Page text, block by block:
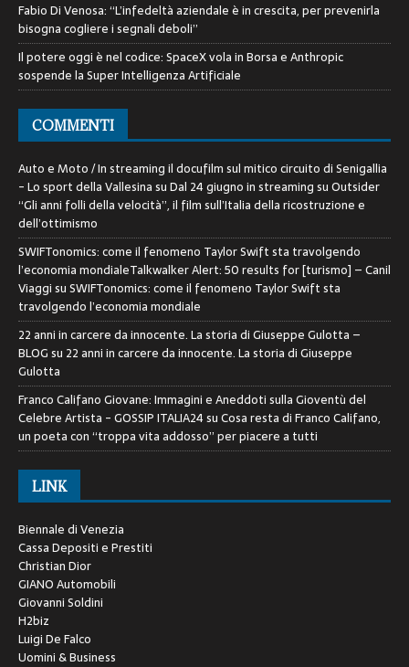
Fabio Di Venosa: “L’infedeltà aziendale è in crescita, per prevenirla
bisogna cogliere i segnali deboli”
Il potere oggi è nel codice: SpaceX vola in Borsa e Anthropic
sospende la Super Intelligenza Artificiale
COMMENTI
Auto e Moto / In streaming il docufilm sul mitico circuito di Senigallia
- Lo sport della VallesinasuDal 24 giugno in streaming su Outsider
“Gli anni folli della velocità”, il film sull’Italia della ricostruzione e
dell’ottimismo
SWIFTonomics: come il fenomeno Taylor Swift sta travolgendo
l’economia mondialeTalkwalker Alert: 50 results for [turismo] – Canil
ViaggisuSWIFTonomics: come il fenomeno Taylor Swift sta
travolgendo l’economia mondiale
22 anni in carcere da innocente. La storia di Giuseppe Gulotta –
BLOGsu 22 anni in carcere da innocente. La storia di Giuseppe
Gulotta
Franco Califano Giovane: Immagini e Aneddoti sulla Gioventù del
Celebre Artista - GOSSIP ITALIA24suCosa resta di Franco Califano,
un poeta con “troppa vita addosso” per piacere a tutti
LINK
Biennale di Venezia
Cassa Depositi e Prestiti
Christian Dior
GIANO Automobili
Giovanni Soldini
H2biz
Luigi De Falco
Uomini & Business